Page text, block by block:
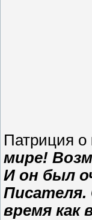
Патриция о
мире!
И он был
Писателя.
время как